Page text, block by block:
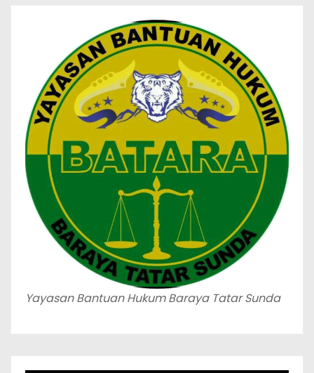
Yayasan Bantuan Hukum Baraya Tatar Sunda